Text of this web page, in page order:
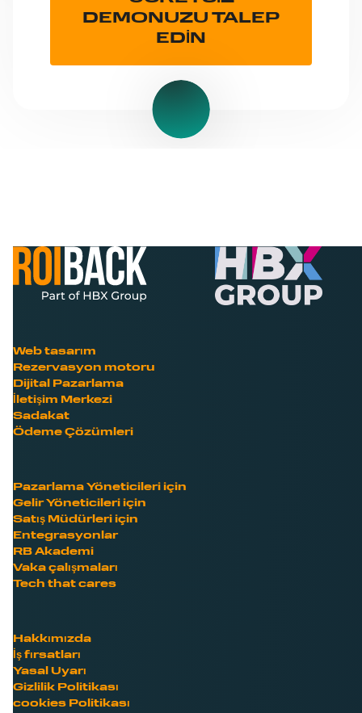
DEMONUZU TALEP
EDİN
Web tasarım
Rezervasyon motoru
Dijital Pazarlama
İletişim Merkezi
Sadakat
Ödeme Çözümleri
Pazarlama Yöneticileri için
Gelir Yöneticileri için
Satış Müdürleri için
Entegrasyonlar
RB Akademi
Vaka çalışmaları
Tech that cares
Hakkımızda
İş fırsatları
Yasal Uyarı
Gizlilik Politikası
cookies Politikası